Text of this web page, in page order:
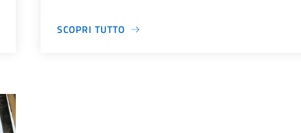
SCOPRI TUTTO